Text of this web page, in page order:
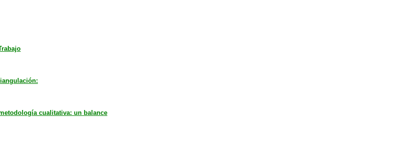
cualitativa: un balance